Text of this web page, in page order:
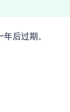
后过期。